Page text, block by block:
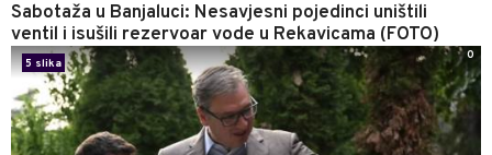
Sabotaža u Banjaluci: Nesavjesni pojedinci uništili
ventil i isušili rezervoar vode u Rekavicama (FOTO)
5 slika
0